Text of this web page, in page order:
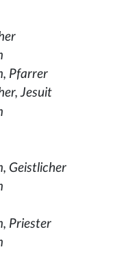
Pfarrer
Jesuit
Geistlicher
Priester